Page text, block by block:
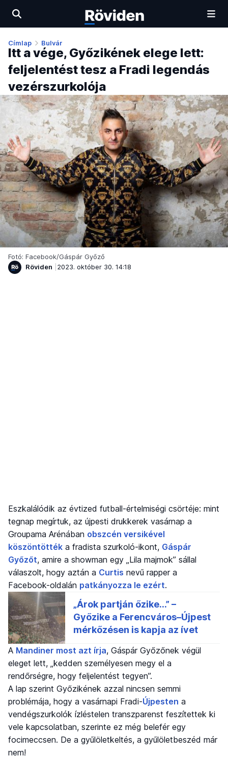
Címlap Bulvár
Itt a vége, Győzikének elege lett:
feljelentést tesz a Fradi legendás
vezérszurkolója
Fotó: Facebook/Gáspár Győző
Röviden
2023. október 30. 14:18
Eszkalálódik az évtized futball-értelmiségi csörtéje: mint
tegnap megírtuk, az újpesti drukkerek vasárnap a
Groupama Arénában obszcén versikével
köszöntötték a fradista szurkoló-ikont, Gáspár
Győzőt, amire a showman egy „Lila majmok” sállal
válaszolt, hogy aztán a Curtis nevű rapper a
Facebook-oldalán patkányozza le ezért.
A Mandiner most azt írja, Gáspár Győzőnek végül
eleget lett, „kedden személyesen megy el a
rendőrségre, hogy feljelentést tegyen”.
A lap szerint Győzikének azzal nincsen semmi
problémája, hogy a vasárnapi Fradi-Újpesten a
vendégszurkolók ízléstelen transzparenst feszítettek ki
vele kapcsolatban, szerinte ez még belefér egy
focimeccsen. De a gyűlöletkeltés, a gyűlöletbeszéd már
nem!